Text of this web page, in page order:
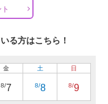
る方はこちら！
金
8/7
土
8/8
日
8/9